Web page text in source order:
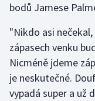
Házená
Jezdectví
Judo
Krasobruslení
bodů Jamese
"Nikdo asi
zápasech venku
Nicméně jdeme
je neskutečné.
vypadá super a už